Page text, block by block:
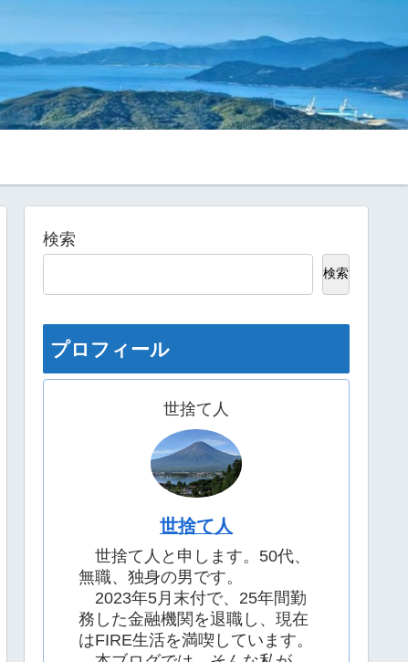
検索
検索
プロフィール
世捨て人
世捨て人
世捨て人と申します。50代、
無職、独身の男です。
2023年5月末付で、25年間勤
務した金融機関を退職し、現在
はFIRE生活を満喫しています。